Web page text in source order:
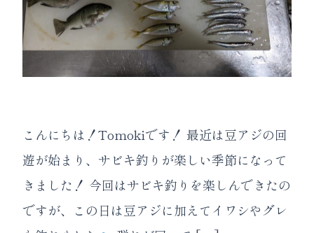
こんにちは！Tomokiです！ 最近は豆アジの回
遊が始まり、サビキ釣りが楽しい季節になって
きました！ 今回はサビキ釣りを楽しんできたの
ですが、この日は豆アジに加えてイワシやグレ